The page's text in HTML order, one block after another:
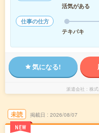
活気がある
仕事の仕方
テキパキ
気になる!
派遣会社 株
未読
NEW
掲載日 2026/08/07